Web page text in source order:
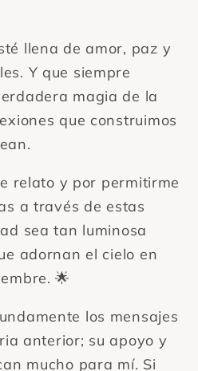
llena de amor, paz y
Y que siempre
magia de la
que construimos
relato y por permitirme
a través de estas
sea tan luminosa
adornan el cielo en
🌟
los mensajes
anterior; su apoyo y
mucho para mí. Si